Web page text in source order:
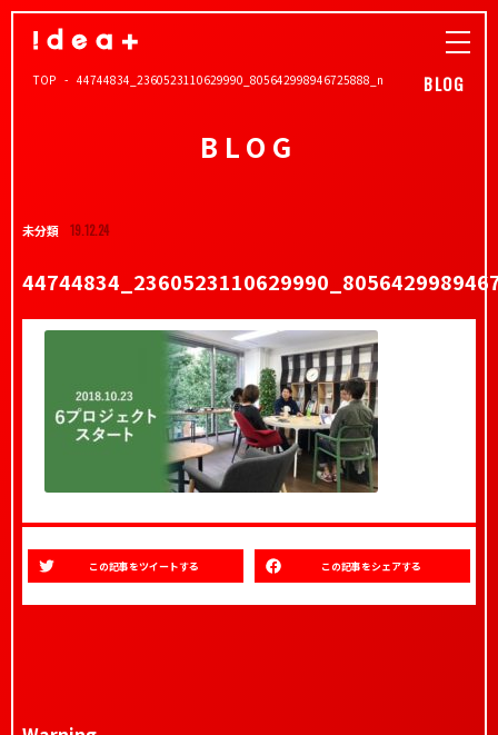
BLOG
TOP 44744834_2360523110629990_805642998946725888_n
BLOG
未分類 19.12.24
この記事をツイートする この記事をシェアする